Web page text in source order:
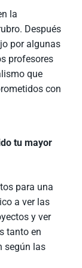
la
Después
por algunas
profesores
que
con
tu mayor
para una
a ver las
y ver
tanto en
según las